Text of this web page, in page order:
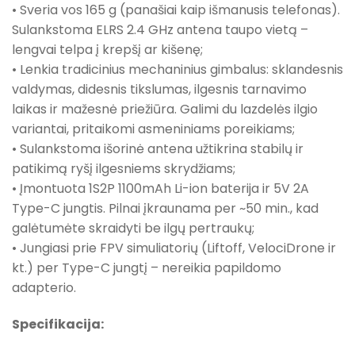
• Sveria vos 165 g (panašiai kaip išmanusis telefonas).
Sulankstoma ELRS 2.4 GHz antena taupo vietą –
lengvai telpa į krepšį ar kišenę;
• Lenkia tradicinius mechaninius gimbalus: sklandesnis
valdymas, didesnis tikslumas, ilgesnis tarnavimo
laikas ir mažesnė priežiūra. Galimi du lazdelės ilgio
variantai, pritaikomi asmeniniams poreikiams;
• Sulankstoma išorinė antena užtikrina stabilų ir
patikimą ryšį ilgesniems skrydžiams;
• Įmontuota 1S2P 1100mAh Li-ion baterija ir 5V 2A
Type-C jungtis. Pilnai įkraunama per ~50 min., kad
galėtumėte skraidyti be ilgų pertraukų;
• Jungiasi prie FPV simuliatorių (Liftoff, VelociDrone ir
kt.) per Type-C jungtį – nereikia papildomo
adapterio.
Specifikacija: